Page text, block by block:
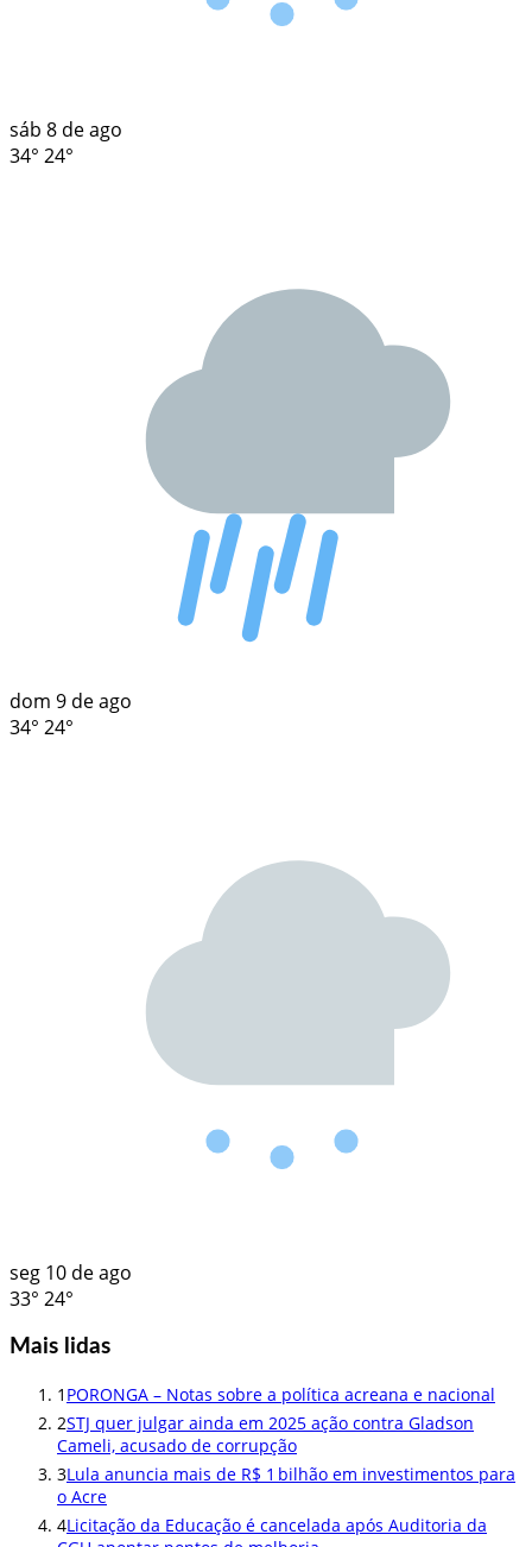
sáb 8 de ago
34° 24°
dom 9 de ago
34° 24°
seg 10 de ago
33° 24°
Mais lidas
1 PORONGA – Notas sobre a política acreana e nacional
2STJ quer julgar ainda em 2025 ação contra Gladson
Cameli, acusado de corrupção
3Lula anuncia mais de R$ 1 bilhão em investimentos para
o Acre
4Licitação da Educação é cancelada após Auditoria da